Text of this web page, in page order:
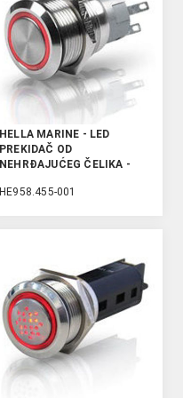
HELLA MARINE - LED
PREKIDAČ OD
NEHRĐAJUĆEG ČELIKA -
HE958.455-001